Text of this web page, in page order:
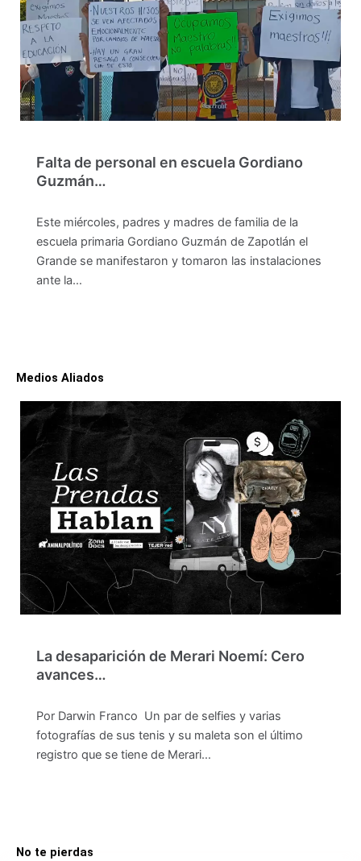
Falta de personal en escuela Gordiano
Guzmán…
Este miércoles, padres y madres de familia de la
escuela primaria Gordiano Guzmán de Zapotlán el
Grande se manifestaron y tomaron las instalaciones
ante la…
Medios Aliados
La desaparición de Merari Noemí: Cero
avances…
Por Darwin Franco Un par de selfies y varias
fotografías de sus tenis y su maleta son el último
registro que se tiene de Merari…
No te pierdas